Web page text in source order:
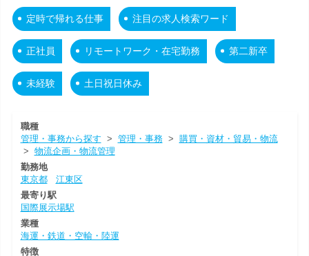
定時で帰れる仕事 注目の求人検索ワード
正社員 リモートワーク・在宅勤務 第二新卒
未経験 土日祝日休み
職種
管理・事務から探す > 管理・事務> 購買・資材・貿易・物流
> 物流企画・物流管理
勤務地
東京都
江東区
最寄り駅
国際展示場駅
業種
海運・鉄道・空輸・陸運
特徴